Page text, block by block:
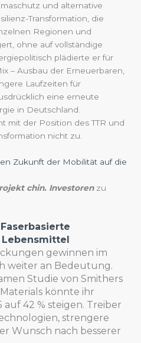
und alternative
Transformation, die
Regionen und
ohne auf vollständige
plädierte er für
– Ausbau der Erneuerbaren,
Laufzeiten für
eine erneute
in Deutschland.
mit der Position des TTR und
nicht zu.
Zukunft der Mobilität auf die
chin. Investorenzu
gewinnen im
weiter an Bedeutung.
Studie von Smithers
könnte ihr
auf 42 % steigen. Treiber
strengere
Wunsch nach besserer